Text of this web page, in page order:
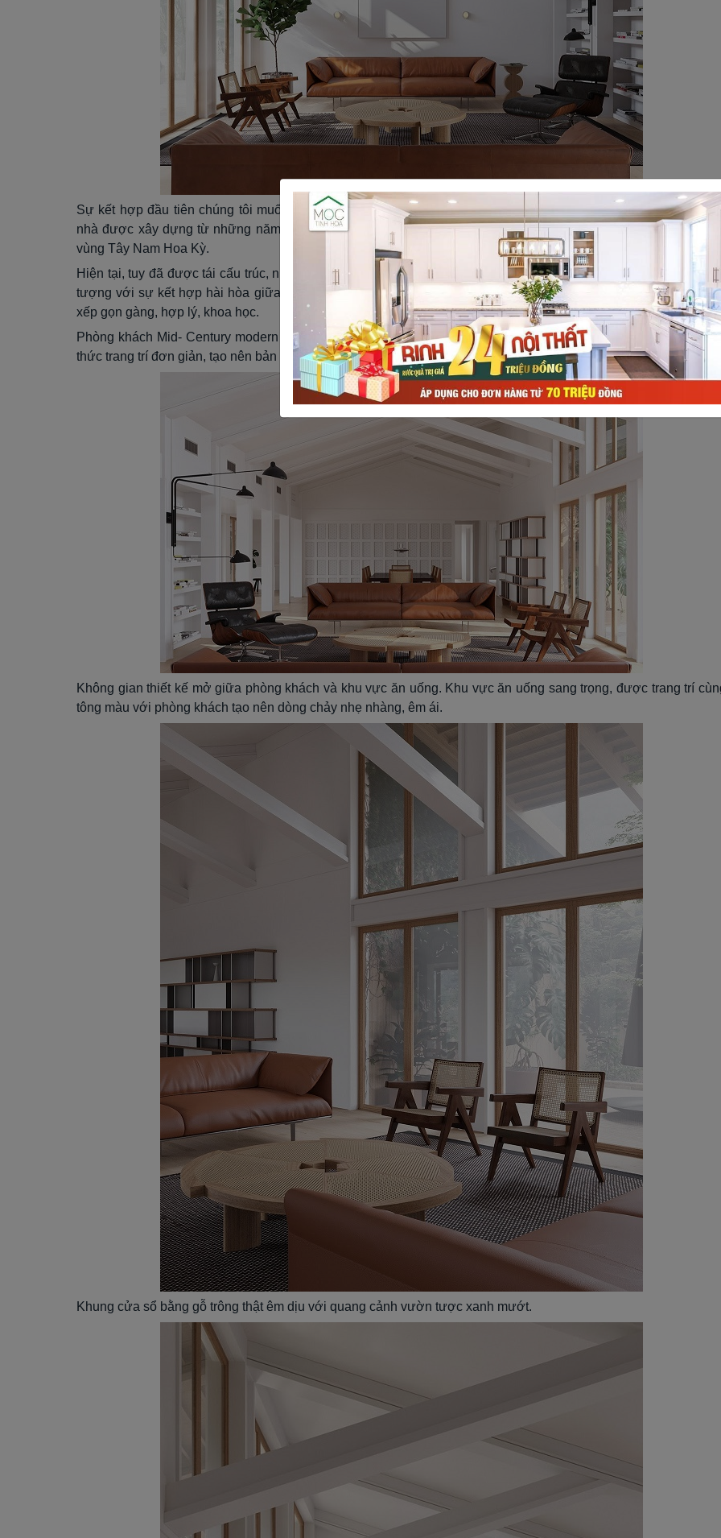
Sự kết hợp đầu tiên chúng tôi muốn giới thiệu đó là ngôi nhà đậm chất Mid-Century modern rộng 520m2.
nhà được xây dựng từ những năm 70 bởi O’Neil Ford và Richard Colley. Đây là hai kiến trúc sư hàng đầu
vùng Tây Nam Hoa Kỳ.
Hiện tại, tuy đã được tái cấu trúc, nhưng ngôi nhà vẫn giữ được nét đẹp quyến rũ ban đầu. Tại đây, chúng tôi
tượng với sự kết hợp hài hòa giữa nội thất cổ điển MCM Mỹ với những món đồ hiện đại. Bố cục nhà được
xếp gọn gàng, hợp lý, khoa học.
Phòng khách Mid- Century modern sử dụng nội thất bằng gỗ, da nâu nổi bật trên phông nền trắng bắt mắt.
thức trang trí đơn giản, tạo nên bản hòa âm hài hòa.
Không gian thiết kế mở giữa phòng khách và khu vực ăn uống. Khu vực ăn uống sang trọng, được trang trí
tông màu với phòng khách tạo nên dòng chảy nhẹ nhàng, êm ái.
Khung cửa sổ bằng gỗ trông thật êm dịu với quang cảnh vườn tược xanh mướt.